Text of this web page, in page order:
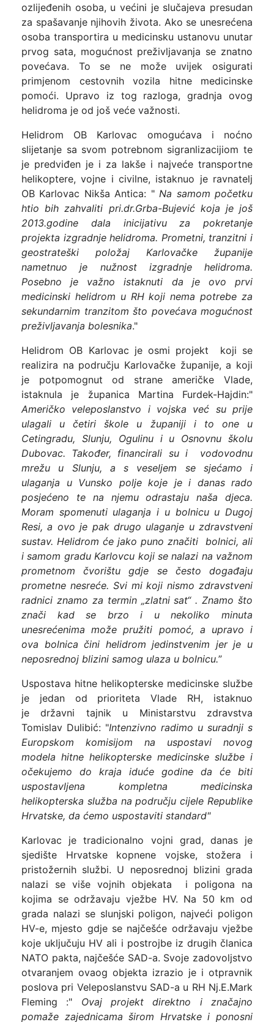
ozlijeđenih osoba, u većini je slučajeva presudan
za spašavanje njihovih života. Ako se unesrećena
osoba transportira u medicinsku ustanovu unutar
prvog sata, mogućnost preživljavanja se znatno
povećava. To se ne može uvijek osigurati
primjenom cestovnih vozila hitne medicinske
pomoći. Upravo iz tog razloga, gradnja ovog
helidroma je od još veće važnosti.
Helidrom OB Karlovac omogućava i noćno
slijetanje sa svom potrebnom sigranlizacijiom te
je predviđen je i za lakše i najveće transportne
helikoptere, vojne i civilne, istaknuo je ravnatelj
OB Karlovac Nikša Antica: " Na samom početku
htio bih zahvaliti pri.dr.Grba-Bujević koja je još
2013.godine dala inicijativu za pokretanje
projekta izgradnje helidroma. Prometni, tranzitni i
geostrateški položaj Karlovačke županije
nametnuo je nužnost izgradnje helidroma.
Posebno je važno istaknuti da je ovo prvi
medicinski helidrom u RH koji nema potrebe za
sekundarnim tranzitom što povećava mogućnost
preživljavanja bolesnika."
Helidrom OB Karlovac je osmi projekt koji se
realizira na području Karlovačke županije, a koji
je potpomognut od strane američke Vlade,
istaknula je županica Martina Furdek-Hajdin:"
Američko veleposlanstvo i vojska već su prije
ulagali u četiri škole u županiji i to one u
Cetingradu, Slunju, Ogulinu i u Osnovnu školu
Dubovac. Također, financirali su i vodovodnu
mrežu u Slunju, a s veseljem se sjećamo i
ulaganja u Vunsko polje koje je i danas rado
posjećeno te na njemu odrastaju naša djeca.
Moram spomenuti ulaganja i u bolnicu u Dugoj
Resi, a ovo je pak drugo ulaganje u zdravstveni
sustav. Helidrom će jako puno značiti bolnici, ali
i samom gradu Karlovcu koji se nalazi na važnom
prometnom čvorištu gdje se često događaju
prometne nesreće. Svi mi koji nismo zdravstveni
radnici znamo za termin „zlatni sat“ . Znamo što
znači kad se brzo i u nekoliko minuta
unesrećenima može pružiti pomoć, a upravo i
ova bolnica čini helidrom jedinstvenim jer je u
neposrednoj blizini samog ulaza u bolnicu.”
Uspostava hitne helikopterske medicinske službe
je jedan od prioriteta Vlade RH, istaknuo
je državni tajnik u Ministarstvu zdravstva
Tomislav Dulibić: "Intenzivno radimo u suradnji s
Europskom komisijom na uspostavi novog
modela hitne helikopterske medicinske službe i
očekujemo do kraja iduće godine da će biti
uspostavljena kompletna medicinska
helikopterska služba na području cijele Republike
Hrvatske, da ćemo uspostaviti standard"
Karlovac je tradicionalno vojni grad, danas je
sjedište Hrvatske kopnene vojske, stožera i
pristožernih službi. U neposrednoj blizini grada
nalazi se više vojnih objekata i poligona na
kojima se održavaju vježbe HV. Na 50 km od
grada nalazi se slunjski poligon, najveći poligon
HV-e, mjesto gdje se najčešće održavaju vježbe
koje uključuju HV ali i postrojbe iz drugih članica
NATO pakta, najčešće SAD-a. Svoje zadovoljstvo
otvaranjem ovaog objekta izrazio je i otpravnik
poslova pri Veleposlanstvu SAD-a u RH Nj.E.Mark
Fleming :" Ovaj projekt direktno i značajno
pomaže zajednicama širom Hrvatske i ponosni